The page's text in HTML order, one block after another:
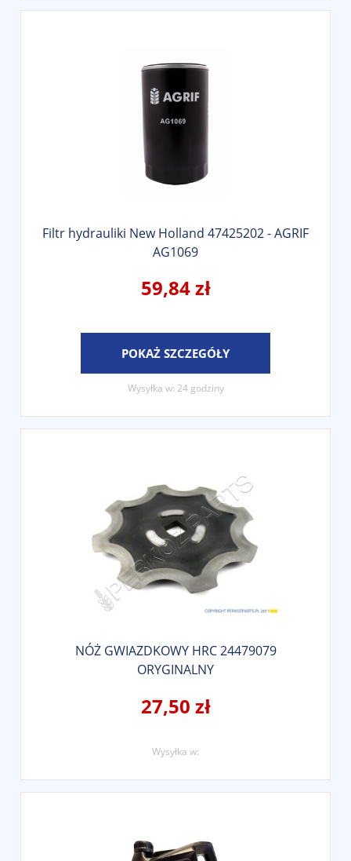
Filtr hydrauliki New Holland 47425202 - AGRIF
AG1069
59,84 zł
POKAŻ SZCZEGÓŁY
Wysyłka w: 24 godziny
NÓŻ GWIAZDKOWY HRC 24479079
ORYGINALNY
27,50 zł
Wysyłka w: